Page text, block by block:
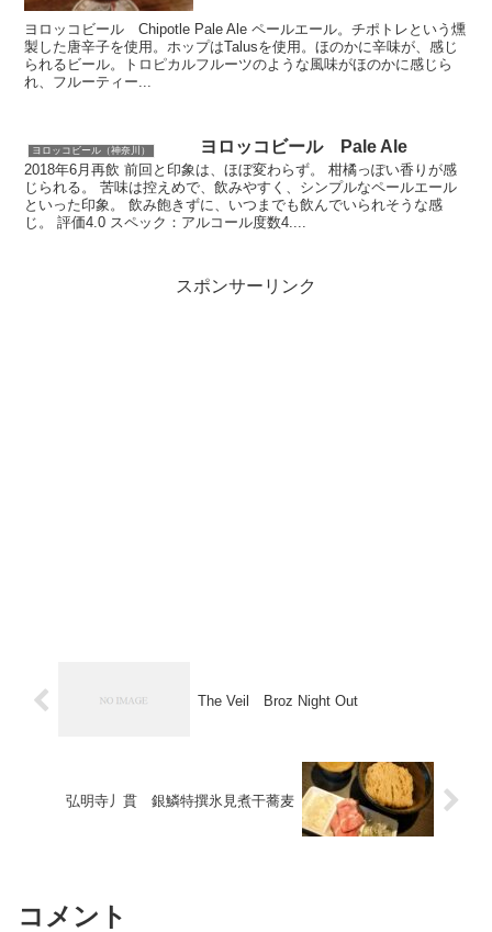
ヨロッコビール Chipotle Pale Ale ペールエール。チポトレという燻
製した唐辛子を使用。ホップはTalusを使用。ほのかに辛味が、感じ
られるビール。トロピカルフルーツのような風味がほのかに感じら
れ、フルーティー...
ヨロッコビール（神奈川） ヨロッコビール Pale Ale
2018年6月再飲 前回と印象は、ほぼ変わらず。 柑橘っぽい香りが感
じられる。 苦味は控えめで、飲みやすく、シンプルなペールエール
といった印象。 飲み飽きずに、いつまでも飲んでいられそうな感
じ。 評価4.0 スペック：アルコール度数4....
スポンサーリンク
The Veil Broz Night Out
弘明寺丿貫 銀鱗特撰氷見煮干蕎麦
コメント